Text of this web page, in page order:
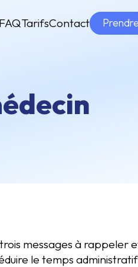
FAQTarifsContact
messages à rappeler
le temps